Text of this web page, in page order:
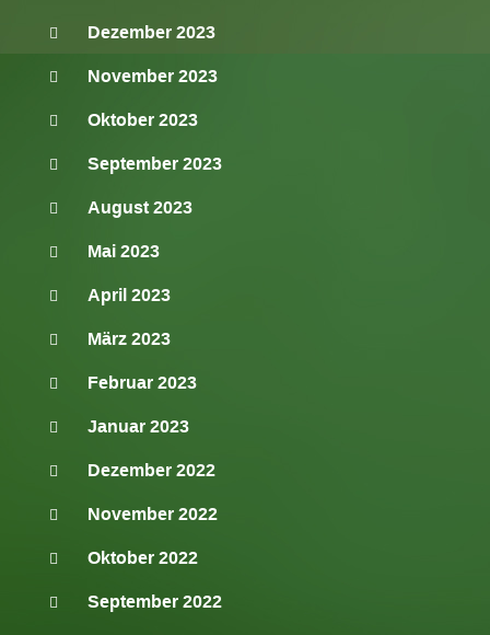
Dezember 2023
November 2023
Oktober 2023
September 2023
August 2023
Mai 2023
April 2023
März 2023
Februar 2023
Januar 2023
Dezember 2022
November 2022
Oktober 2022
September 2022